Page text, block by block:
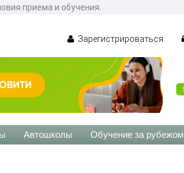
приема и обучения.
Зарегистрироваться
Автошколы Обучение за рубежом